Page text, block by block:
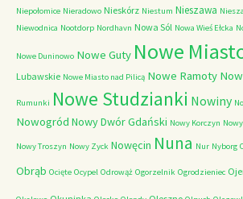
Niepołomice Nieradowo Nieskórz Niestum Nieszawa
Niewodnica Nootdorp Nordhavn Nowa Sól Nowa Wieś Ełcka
Nowe Duninowo Nowe Guty Nowe
Lubawskie Nowe Miasto nad Pilicą Nowe Ramoty
Rumunki Nowe Studzianki Nowiny
Nowogród Nowy Dwór Gdański Nowy Korczyn
Nowy Troszyn Nowy Zyck Nowęcin Nuna Nur Nyborg
Obrąb Ocięte Ocypel Odrowąż Ogorzelnik Ogrodzieniec